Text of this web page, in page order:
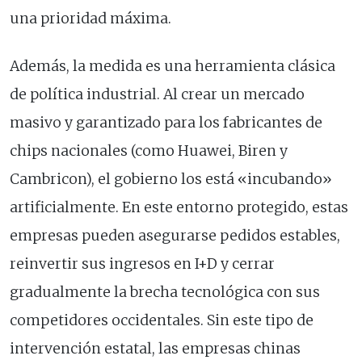
una prioridad máxima.
Además, la medida es una herramienta clásica
de política industrial. Al crear un mercado
masivo y garantizado para los fabricantes de
chips nacionales (como Huawei, Biren y
Cambricon), el gobierno los está «incubando»
artificialmente. En este entorno protegido, estas
empresas pueden asegurarse pedidos estables,
reinvertir sus ingresos en I+D y cerrar
gradualmente la brecha tecnológica con sus
competidores occidentales. Sin este tipo de
intervención estatal, las empresas chinas